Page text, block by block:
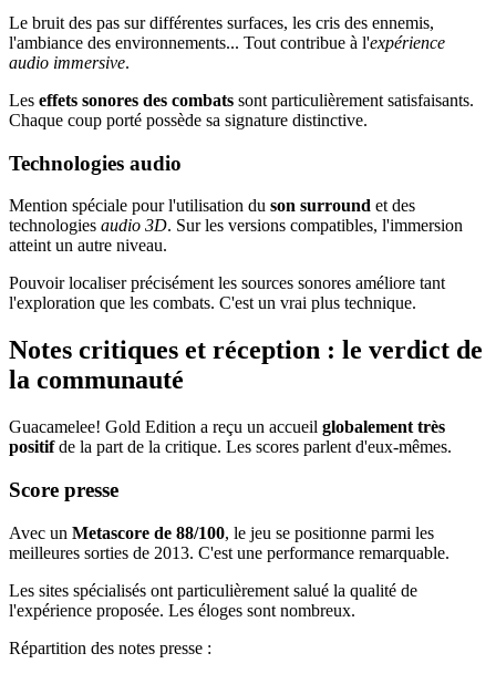
Le bruit des pas sur différentes surfaces, les cris des ennemis,
l'ambiance des environnements... Tout contribue à l'expérience
audio immersive.
Les effets sonores des combats sont particulièrement satisfaisants.
Chaque coup porté possède sa signature distinctive.
Technologies audio
Mention spéciale pour l'utilisation du son surround et des
technologies audio 3D. Sur les versions compatibles, l'immersion
atteint un autre niveau.
Pouvoir localiser précisément les sources sonores améliore tant
l'exploration que les combats. C'est un vrai plus technique.
Notes critiques et réception : le verdict de
la communauté
Guacamelee! Gold Edition a reçu un accueil globalement très
positifde la part de la critique. Les scores parlent d'eux-mêmes.
Score presse
Avec un Metascore de 88/100, le jeu se positionne parmi les
meilleures sorties de 2013. C'est une performance remarquable.
Les sites spécialisés ont particulièrement salué la qualité de
l'expérience proposée. Les éloges sont nombreux.
Répartition des notes presse :